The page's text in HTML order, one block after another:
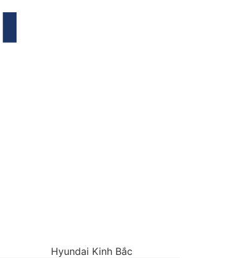
Hyundai Kinh Bắc